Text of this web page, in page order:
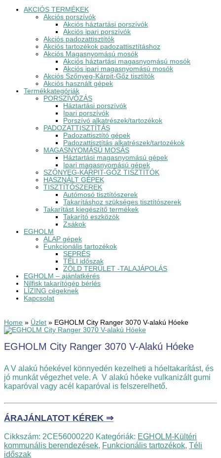
AKCIÓS TERMÉKEK
Akciós porszívók
Akciós háztartási porszívók
Akciós ipari porszívók
Akciós padozattisztítók
Akciós tartozékok padozattisztításhoz
Akciós Magasnyomású mosók
Akciós háztartási magasnyomású mosók
Akciós ipari magasnyomású mosók
Akciós Szőnyeg-Kárpit-Gőz tisztítók
Akciós használt gépek
Termékkategóriák
PORSZÍVÓZÁS
Háztartási porszívók
Ipari porszívók
Porszívó alkatrészek/tartozékok
PADOZATTISZTÍTÁS
Padozattisztító gépek
Padozattisztítás alkatrészek/tartozékok
MAGASNYOMÁSÚ MOSÁS
Háztartási magasnyomású gépek
Ipari magasnyomású gépek
SZŐNYEG-KÁRPIT-GŐZ TISZTÍTÓK
HASZNÁLT GÉPEK
TISZTÍTÓSZEREK
Autómosó tisztítószerek
Takarításhoz szükséges tisztítószerek
Takarítást kiegészítő termékek
Takarító eszközök
Zsákok
EGHOLM
ALAP gépek
Funkcionális tartozékok
SEPRÉS
TÉLI időszak
ZÖLD TERÜLET -TALAJÁPOLÁS
EGHOLM – ajánlatkérés
Nilfisk takarítógép bérlés
LÍZING cégeknek
Kapcsolat
Home » Üzlet » EGHOLM City Ranger 3070 V-alakú Hóeke
EGHOLM City Ranger 3070 V-Alakú Hóeke
A V alakú hóekével könnyedén kezelheti a hóeltakarítást, és
jó munkát végezhet vele. A V alakú hóeke vulkanizált gumi
kaparóval vagy acél kaparóval is felszerelhető.
ÁRAJÁNLATOT KÉREK ⇒
Cikkszám: 2CE56000220 Kategóriák: EGHOLM-Kültéri
kommunális berendezések, Funkcionális tartozékok, Téli
időszak